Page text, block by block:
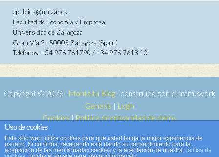
epublica@unizar.es
Facultad de Economía y Empresa
Universidad de Zaragoza
Gran Vía 2 - 50005 Zaragoza (Spain)
Teléfonos: +34 976 761790 / +34 976 7618 10
Copyright © 2026 · Monta tu Blog· construido con el framework
Genesis | Login
Cookies | Política de privacidad de datos
Copyright © 2026 ·
WordPress·Acceder
Uso de cookies
Este sitio web utiliza cookies para que usted tenga la mejor experiencia de
usuario. Si continúa navegando está dando su consentimiento para la
aceptación de las mencionadas cookies y la aceptación de nuestra política de